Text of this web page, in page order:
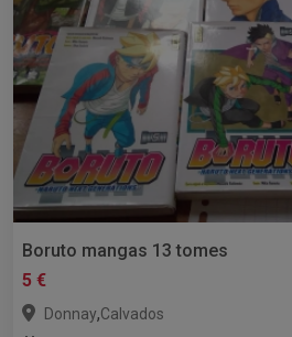
Boruto mangas 13 tomes
5 €
Donnay,Calvados